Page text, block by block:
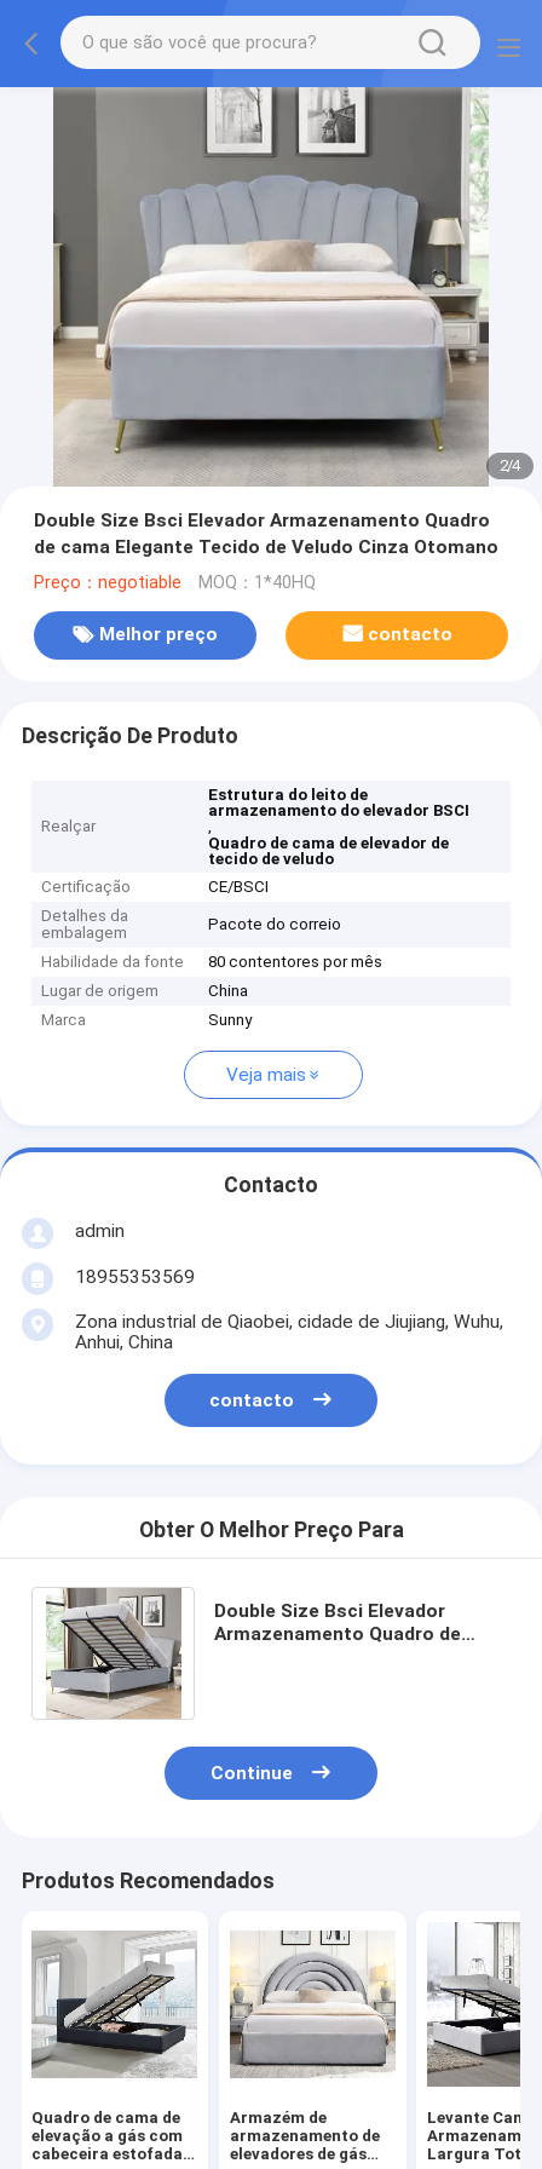
2/4
Double Size Bsci Elevador Armazenamento Quadro
de cama Elegante Tecido de Veludo Cinza Otomano
Preço：negotiable MOQ：1*40HQ
Melhor preço contacto
Descrição De Produto
Realçar
Estrutura do leito de
armazenamento do elevador BSCI
,
Quadro de cama de elevador de
tecido de veludo
Certificação
CE/BSCI
Detalhes da
embalagem
Pacote do correio
Habilidade da fonte
80 contentores por mês
Lugar de origem
China
Marca
Sunny
Veja mais
Contacto
admin
18955353569
Zona industrial de Qiaobei, cidade de Jiujiang, Wuhu,
Anhui, China
contacto
Obter O Melhor Preço Para
Double Size Bsci Elevador
Armazenamento Quadro de
Continue
Produtos Recomendados
Quadro de cama de
elevação a gás com
cabeceira estofada,
Armazém de
armazenamento de
elevadores de gás
Levante Cama
Largura Total